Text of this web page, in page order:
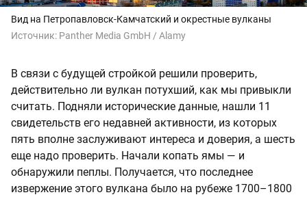
Вид на Петропавловск-Камчатский и окрестные вулканы
Источник: Panther Media GmbH / Alamy
В связи с будущей стройкой решили проверить,
действительно ли вулкан потухший, как мы привыкли
считать. Подняли исторические данные, нашли 11
свидетельств его недавней активности, из которых
пять вполне заслуживают интереса и доверия, а шесть
еще надо проверить. Начали копать ямы — и
обнаружили пеплы. Получается, что последнее
извержение этого вулкана было на рубеже 1700–1800